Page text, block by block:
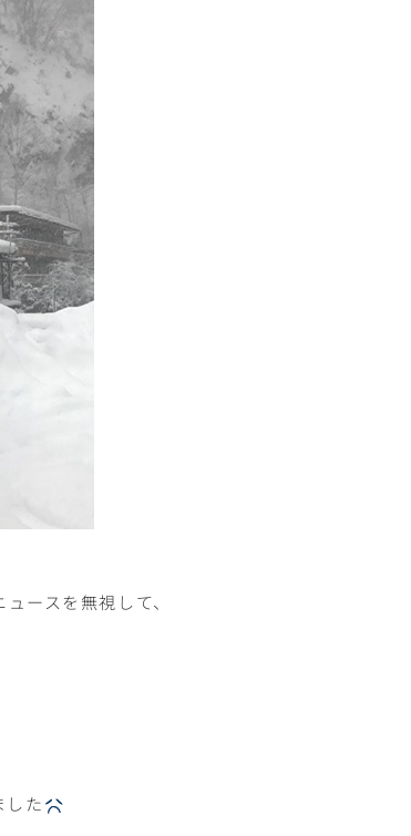
ュースを無視して、
た